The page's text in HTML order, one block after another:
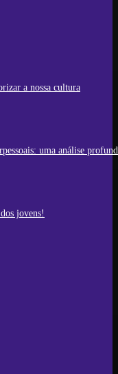
a nossa cultura
uma análise
jovens!